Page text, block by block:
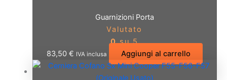
Guarnizioni Porta
Valutato
0su 5
83,50 € IVA inclusa Aggiungi al carrello